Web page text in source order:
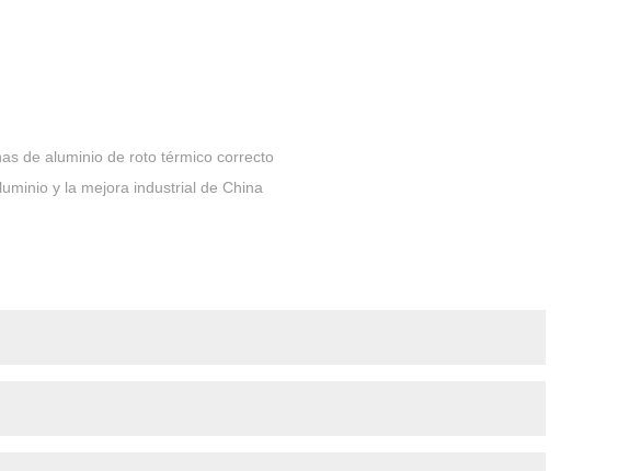
de aluminio de roto térmico correcto
y la mejora industrial de China